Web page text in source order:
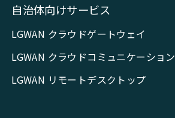
自治体向けサービス
LGWAN クラウドゲートウェイ
LGWAN クラウドコミュニケーション
LGWAN リモートデスクトップ